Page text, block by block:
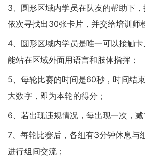
3、圆形区域内学员在队友的帮助下
依次寻找出30张卡片，并交给培训师
4、圆形区域内学员是唯一可以接触
能站在区域外面用语言和肢体指挥；
5、每轮比赛的时间是60秒，时间结
大数字，即为本轮的得分；
6、若出现违规情况，每出现一次，减
7、每轮比赛后，各组有3分钟休息与
进行组间交流；